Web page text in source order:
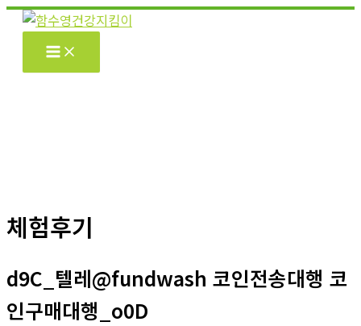
콘
체험후기
d9C_텔레@fundwash 코인전송대행 코
인구매대행_o0D